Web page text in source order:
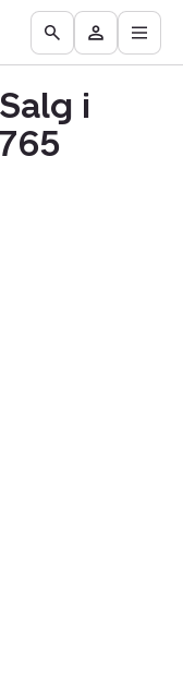
Boliger
til
Find
mægler
Få
vurderet
bolig
Go
to
the
Search
page
Besøg
Mit
Åbn
i